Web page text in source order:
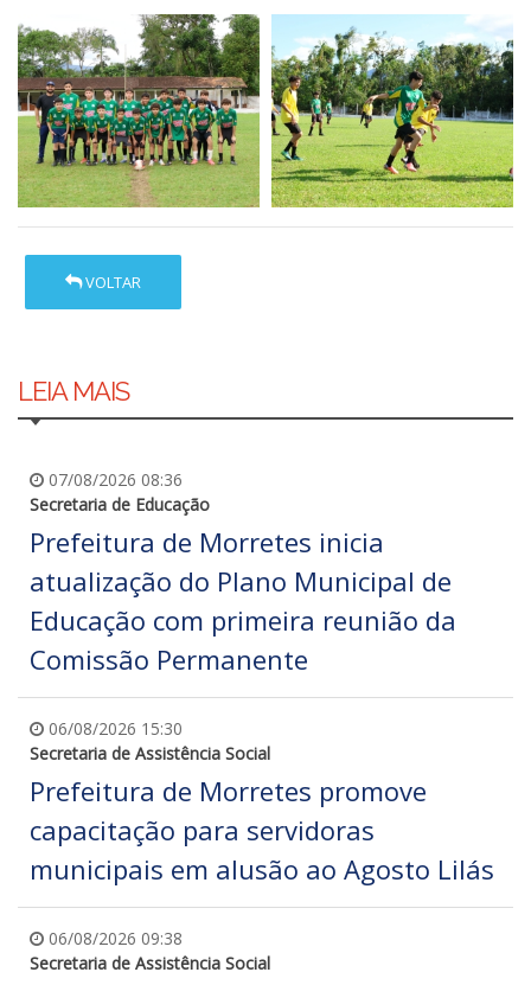
VOLTAR
LEIA MAIS
07/08/2026 08:36
Secretaria de Educação
Prefeitura de Morretes inicia
atualização do Plano Municipal de
Educação com primeira reunião da
Comissão Permanente
06/08/2026 15:30
Secretaria de Assistência Social
Prefeitura de Morretes promove
capacitação para servidoras
municipais em alusão ao Agosto Lilás
06/08/2026 09:38
Secretaria de Assistência Social